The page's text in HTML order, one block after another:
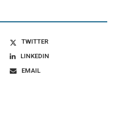
TWITTER
LINKEDIN
EMAIL